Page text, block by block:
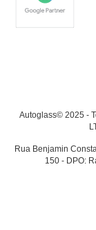
Autoglass© 2025 -
Rua Benjamin
150 - DPO: